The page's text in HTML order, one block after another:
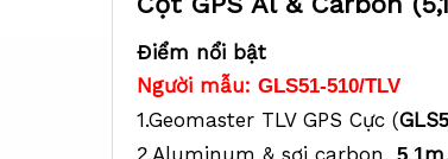
Điểm nổi bật
Người mẫu: GLS51-510/TLV
1.Geomaster TLV GPS Cực (GLS